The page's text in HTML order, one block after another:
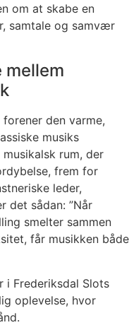
om at skabe en
samtale og samvær
mellem
den varme,
musiks
rum, der
frem for
leder,
det sådan: ”Når
smelter sammen
får musikken både
Frederiksdal Slots
oplevelse, hvor